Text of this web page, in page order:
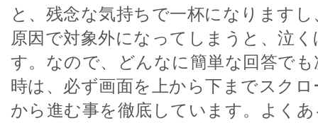
と、残念な気持ちで一杯になります
原因で対象外になってしまうと、泣
す。なので、どんなに簡単な回答で
時は、必ず画面を上から下までスク
から進む事を徹底しています。よく